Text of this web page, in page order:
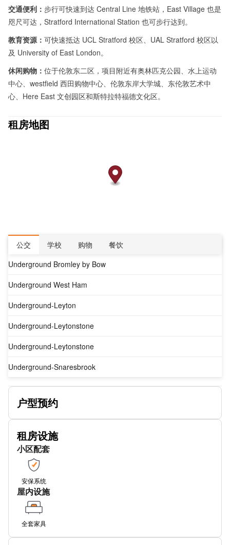
交通便利： 步行可快速到达 Central Line 地铁站，East Village 也是
咫尺可达，Stratford International Station 也可步行达到。
教育资源： 可快速抵达 UCL Stratford 校区、UAL Stratford 校区以
及 University of East London。
休闲购物： 位于伦敦东二区，项目附近有奥林匹克公园、水上运动
中心、westfield 西田购物中心、伦敦东岸大学城、东伦敦艺术中
心、Here East 文创园区和斯特拉特福德文化区。
租房地图
公交 学校 购物
餐饮
Underground Bromley by Bow
Underground West Ham
Underground-Leyton
Underground-Leytonstone
Underground-Leytonstone
Underground-Snaresbrook
DLR West Ham
Corporation Street Stop A
DLR Abbey Road
Milner Road Canning Town Stop C
Godbold Road Stop M
Mitre Road Stop Q
Leywick Street (Stop Q)
户型预约
租房设施
小区配套
安保系统
屋内设施
全套家具